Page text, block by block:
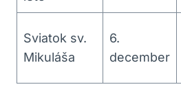
Sviatok sv.
Mikuláša
6.
december